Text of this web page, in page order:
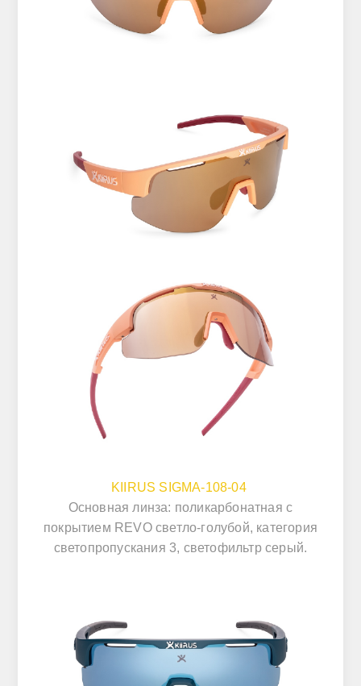
KIIRUS SIGMA-108-04
Основная линза: поликарбонатная с
покрытием REVO светло-голубой, категория
светопропускания 3, светофильтр серый.